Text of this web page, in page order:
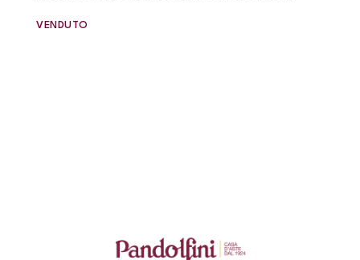
VENDUTO